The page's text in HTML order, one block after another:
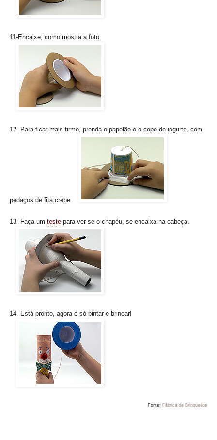
11-Encaixe, como mostra a foto.
12- Para ficar mais firme, prenda o papelão e o copo de iogurte, com
pedaços de fita crepe.
13- Faça um teste para ver se o chapéu, se encaixa na cabeça.
14- Está pronto, agora é só pintar e brincar!
Fonte: Fábrica de Brinquedos